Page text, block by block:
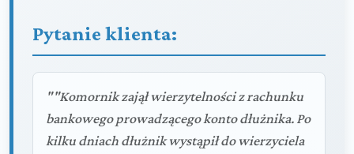
Pytanie klienta:
""Komornik zajął wierzytelności z rachunku
bankowego prowadzącego konto dłużnika. Po
kilku dniach dłużnik wystąpił do wierzyciela